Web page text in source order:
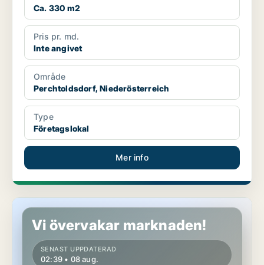
Ca. 330 m2
Pris pr. md.
Inte angivet
Område
Perchtoldsdorf, Niederösterreich
Type
Företagslokal
Mer info
Lokaler i Petzenkirchen, Niederösterreich
Vi övervakar marknaden!
SENAST UPPDATERAD
02:39 • 08 aug.